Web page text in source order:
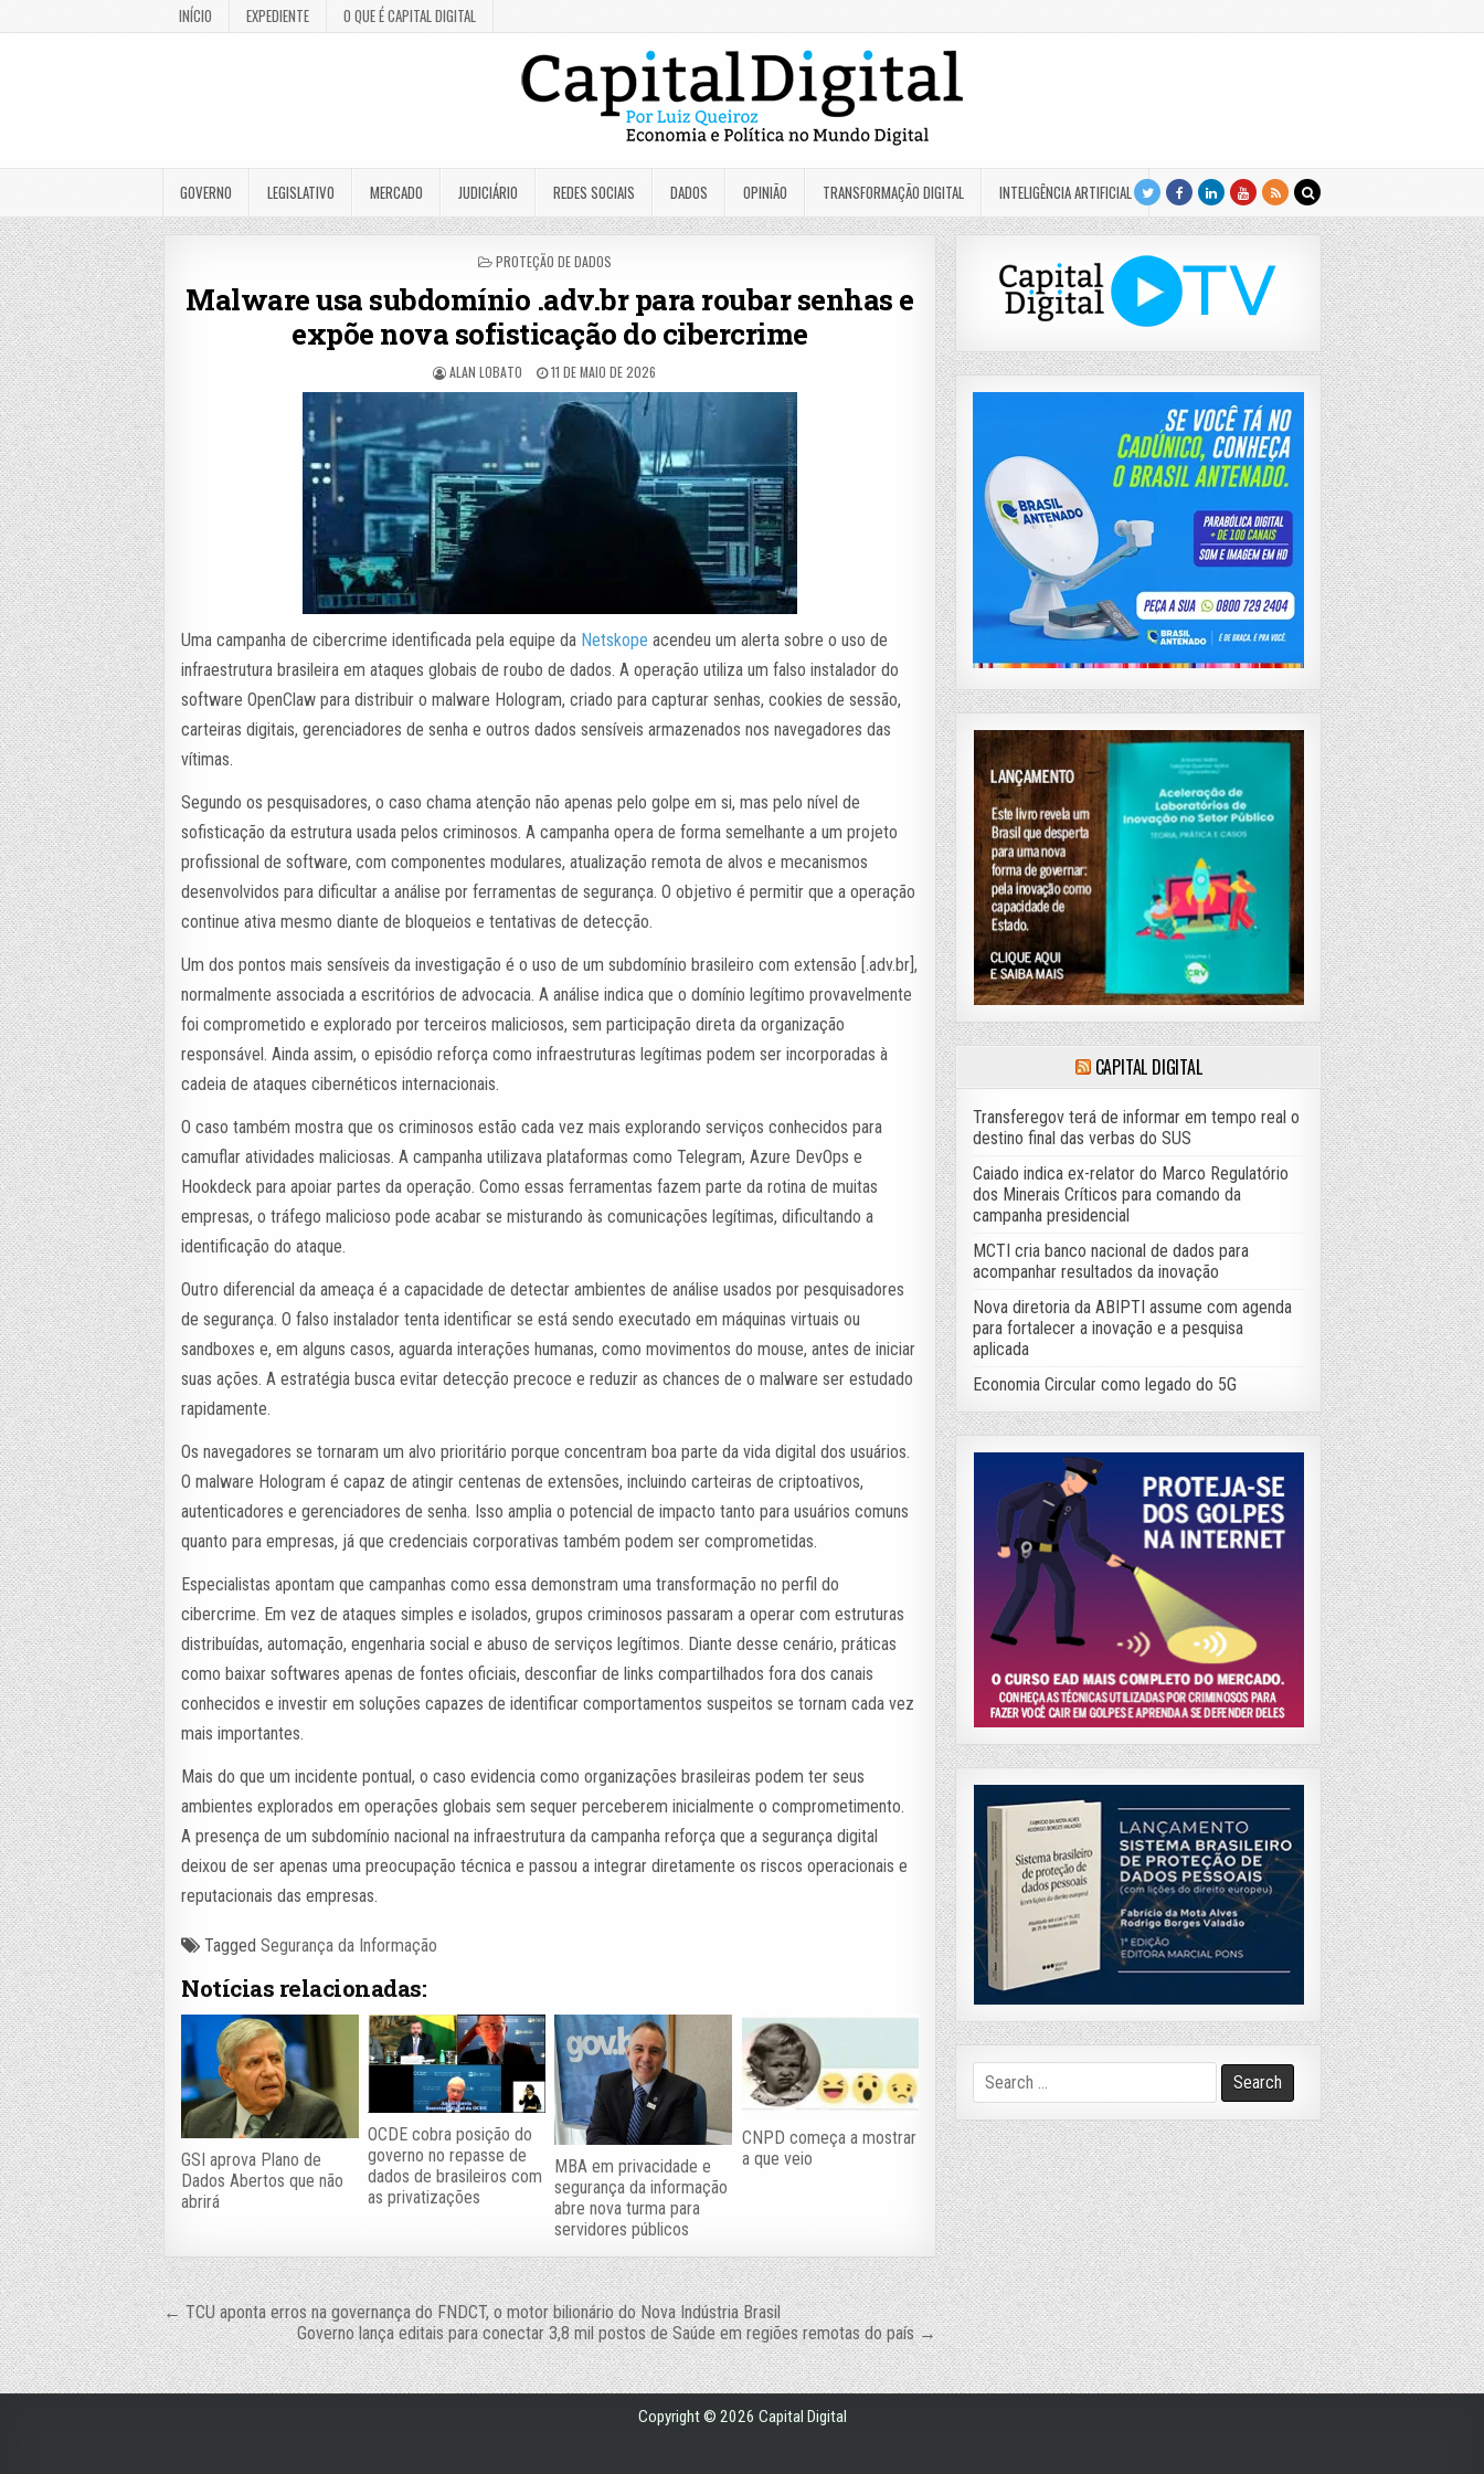
INÍCIO EXPEDIENTE O QUE É CAPITAL DIGITAL
GOVERNO LEGISLATIVO MERCADO JUDICIÁRIO REDES SOCIAIS DADOS OPINIÃO TRANSFORMAÇÃO DIGITAL INTELIGÊNCIA ARTIFICIAL
POSTED
PROTEÇÃO DE DADOS
Malware usa subdomínio .adv.br para roubar senhas e
expõe nova sofisticação do cibercrime
ALAN LOBATO 11 DE MAIO DE 2026
Uma campanha de cibercrime identificada pela equipe da Netskope acendeu um alerta sobre o uso de
infraestrutura brasileira em ataques globais de roubo de dados. A operação utiliza um falso instalador do
software OpenClaw para distribuir o malware Hologram, criado para capturar senhas, cookies de sessão,
carteiras digitais, gerenciadores de senha e outros dados sensíveis armazenados nos navegadores das
vítimas.
Segundo os pesquisadores, o caso chama atenção não apenas pelo golpe em si, mas pelo nível de
sofisticação da estrutura usada pelos criminosos. A campanha opera de forma semelhante a um projeto
profissional de software, com componentes modulares, atualização remota de alvos e mecanismos
desenvolvidos para dificultar a análise por ferramentas de segurança. O objetivo é permitir que a operação
continue ativa mesmo diante de bloqueios e tentativas de detecção.
Um dos pontos mais sensíveis da investigação é o uso de um subdomínio brasileiro com extensão [.adv.br],
normalmente associada a escritórios de advocacia. A análise indica que o domínio legítimo provavelmente
foi comprometido e explorado por terceiros maliciosos, sem participação direta da organização
responsável. Ainda assim, o episódio reforça como infraestruturas legítimas podem ser incorporadas à
cadeia de ataques cibernéticos internacionais.
O caso também mostra que os criminosos estão cada vez mais explorando serviços conhecidos para
camuflar atividades maliciosas. A campanha utilizava plataformas como Telegram, Azure DevOps e
Hookdeck para apoiar partes da operação. Como essas ferramentas fazem parte da rotina de muitas
empresas, o tráfego malicioso pode acabar se misturando às comunicações legítimas, dificultando a
identificação do ataque.
Outro diferencial da ameaça é a capacidade de detectar ambientes de análise usados por pesquisadores
de segurança. O falso instalador tenta identificar se está sendo executado em máquinas virtuais ou
sandboxes e, em alguns casos, aguarda interações humanas, como movimentos do mouse, antes de iniciar
suas ações. A estratégia busca evitar detecção precoce e reduzir as chances de o malware ser estudado
rapidamente.
Os navegadores se tornaram um alvo prioritário porque concentram boa parte da vida digital dos usuários.
O malware Hologram é capaz de atingir centenas de extensões, incluindo carteiras de criptoativos,
autenticadores e gerenciadores de senha. Isso amplia o potencial de impacto tanto para usuários comuns
quanto para empresas, já que credenciais corporativas também podem ser comprometidas.
Especialistas apontam que campanhas como essa demonstram uma transformação no perfil do
cibercrime. Em vez de ataques simples e isolados, grupos criminosos passaram a operar com estruturas
distribuídas, automação, engenharia social e abuso de serviços legítimos. Diante desse cenário, práticas
como baixar softwares apenas de fontes oficiais, desconfiar de links compartilhados fora dos canais
conhecidos e investir em soluções capazes de identificar comportamentos suspeitos se tornam cada vez
mais importantes.
Mais do que um incidente pontual, o caso evidencia como organizações brasileiras podem ter seus
ambientes explorados em operações globais sem sequer perceberem inicialmente o comprometimento.
A presença de um subdomínio nacional na infraestrutura da campanha reforça que a segurança digital
deixou de ser apenas uma preocupação técnica e passou a integrar diretamente os riscos operacionais e
reputacionais das empresas.
TaggedSegurança da Informação
Notícias relacionadas:
GSI aprova Plano de
Dados Abertos que não
abrirá
OCDE cobra posição do
governo no repasse de
dados de brasileiros com
as privatizações
MBA em privacidade e
segurança da informação
abre nova turma para
servidores públicos
CNPD começa a mostrar
a que veio
Navegação
de
Post
← TCU aponta erros na governança do FNDCT, o motor bilionário do Nova Indústria Brasil
Governo lança editais para conectar 3,8 mil postos de Saúde em regiões remotas do país →
CAPITAL DIGITAL
Transferegov terá de informar em tempo real o
destino final das verbas do SUS
Caiado indica ex-relator do Marco Regulatório
dos Minerais Críticos para comando da
campanha presidencial
MCTI cria banco nacional de dados para
acompanhar resultados da inovação
Nova diretoria da ABIPTI assume com agenda
para fortalecer a inovação e a pesquisa
aplicada
Economia Circular como legado do 5G
Search
for:
Copyright © 2026 Capital Digital